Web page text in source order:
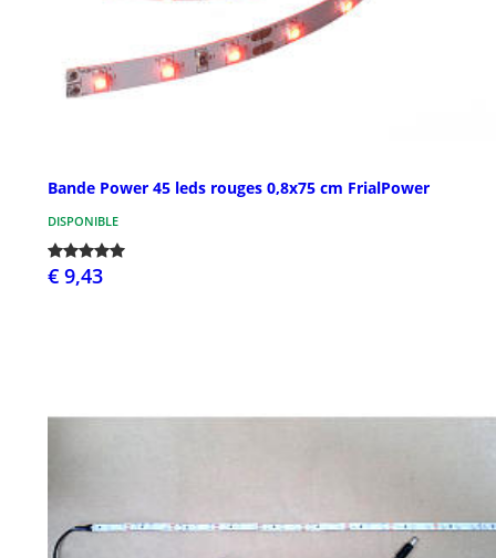
Bande Power 45 leds rouges 0,8x75 cm FrialPower
DISPONIBLE
€ 9,43